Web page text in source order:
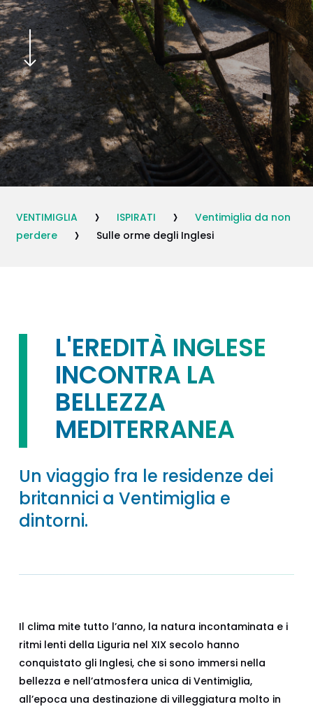
Navigate to the next section
VENTIMIGLIA › ISPIRATI ›
Ventimiglia da non
perdere
› Sulle orme degli Inglesi
L'EREDITÀ INGLESE
INCONTRA LA
BELLEZZA
MEDITERRANEA
Un viaggio fra le residenze dei
britannici a Ventimiglia e
dintorni.
Il clima mite tutto l’anno, la natura incontaminata e i
ritmi lenti della Liguria nel XIX secolo hanno
conquistato gli Inglesi, che si sono immersi nella
bellezza e nell’atmosfera unica di Ventimiglia,
all’epoca una destinazione di villeggiatura molto in